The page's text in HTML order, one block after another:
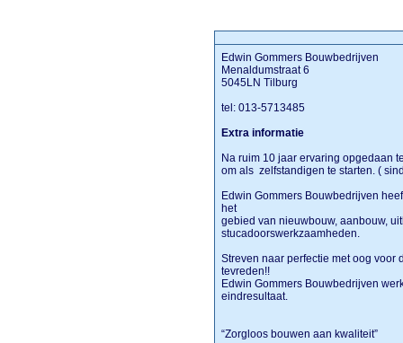
Edwin Gommers Bouwbedrijven
Menaldumstraat 6
5045LN Tilburg
tel: 013-5713485
Extra informatie
Na ruim 10 jaar ervaring opgedaan
om als zelfstandigen te starten. (
Edwin Gommers Bouwbedrijven
het
gebied van nieuwbouw, aanbouw,
stucadoorswerkzaamheden.
Streven naar perfectie met oog voor
tevreden!!
Edwin Gommers Bouwbedrijven
eindresultaat.
“Zorgloos bouwen aan kwaliteit”